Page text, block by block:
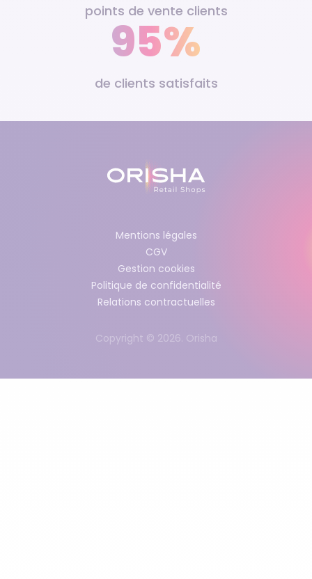
points de vente clients
95%
de clients satisfaits
Mentions légales
CGV
Gestion cookies
Politique de confidentialité
Relations contractuelles
Copyright © 2026. Orisha